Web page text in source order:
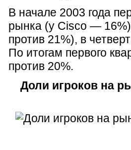
В начале 2003 года
рынка (у Cisco —
против 21%), в
По итогам первого
против 20%.
Доли игроков на